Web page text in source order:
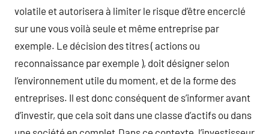
volatile et autorisera à limiter le risque d’être encerclé
sur une vous voilà seule et même entreprise par
exemple. Le décision des titres ( actions ou
reconnaissance par exemple ), doit désigner selon
l’environnement utile du moment, et de la forme des
entreprises. Il est donc conséquent de s’informer avant
d’investir, que cela soit dans une classe d’actifs ou dans